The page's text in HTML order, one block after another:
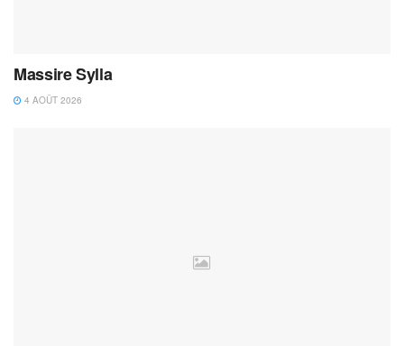
Massire Sylla
4 AOÛT 2026